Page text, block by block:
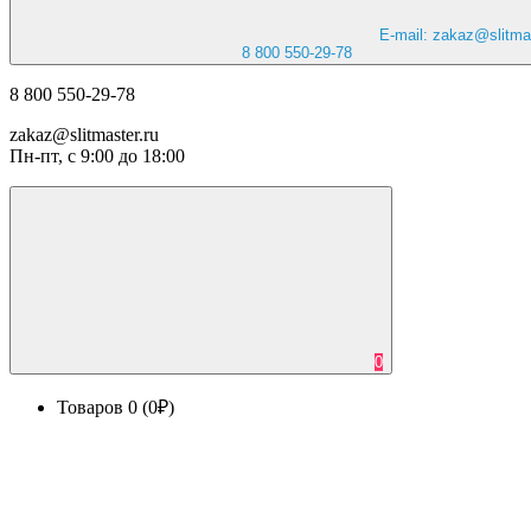
E-mail:
8 800 550-29-78
8 800 550-29-78
zakaz@slitmaster.ru
Пн-пт, с 9:00 до 18:00
0
Товаров 0 (0₽)